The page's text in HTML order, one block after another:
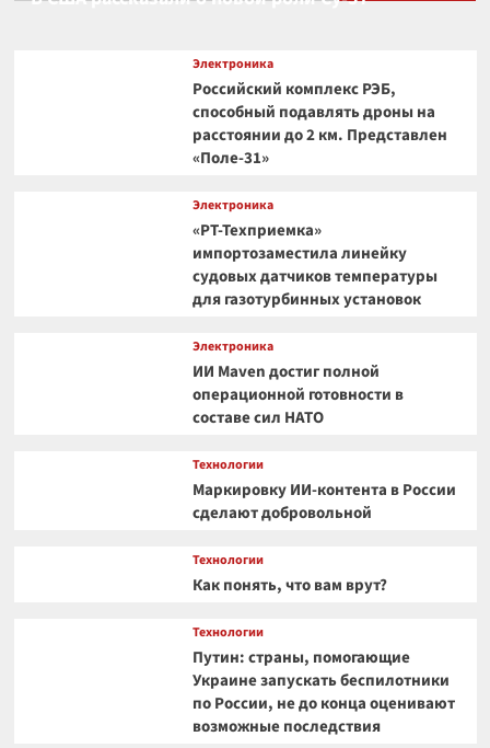
Электроника
Российский комплекс РЭБ,
способный подавлять дроны на
расстоянии до 2 км. Представлен
«Поле-31»
Электроника
«РТ-Техприемка»
импортозаместила линейку
судовых датчиков температуры
для газотурбинных установок
Электроника
ИИ Maven достиг полной
операционной готовности в
составе сил НАТО
Технологии
Маркировку ИИ-контента в России
сделают добровольной
Технологии
Как понять, что вам врут?
Технологии
Путин: страны, помогающие
Украине запускать беспилотники
по России, не до конца оценивают
возможные последствия